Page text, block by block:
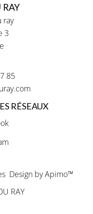
ray
3
85
RÉSEAUX
Design byApimo™
RAY